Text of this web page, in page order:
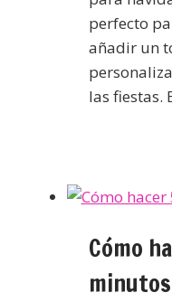
perfecto
añadir un
las fiestas.
Cómo
minutos